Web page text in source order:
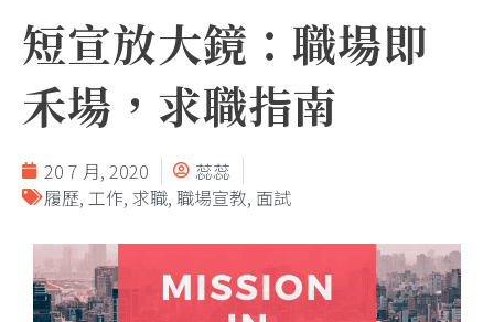
短宣放大鏡：職場即
禾場，求職指南
20 7 月, 2020
蕊蕊
履歷, 工作, 求職, 職場宣教, 面試